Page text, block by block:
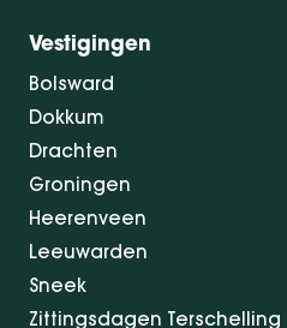
Vestigingen
Bolsward
Dokkum
Drachten
Groningen
Heerenveen
Leeuwarden
Sneek
Zittingsdagen Terschelling